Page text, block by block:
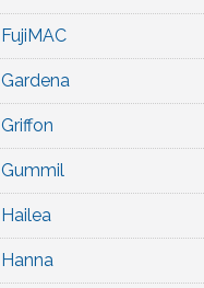
FujiMAC
Gardena
Griffon
Gummil
Hailea
Hanna